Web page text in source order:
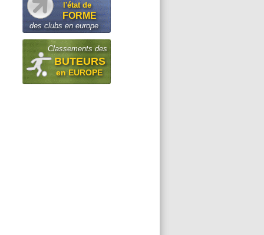
l'état de
FORME
des clubs en europe
Classements des
BUTEURS
en EUROPE